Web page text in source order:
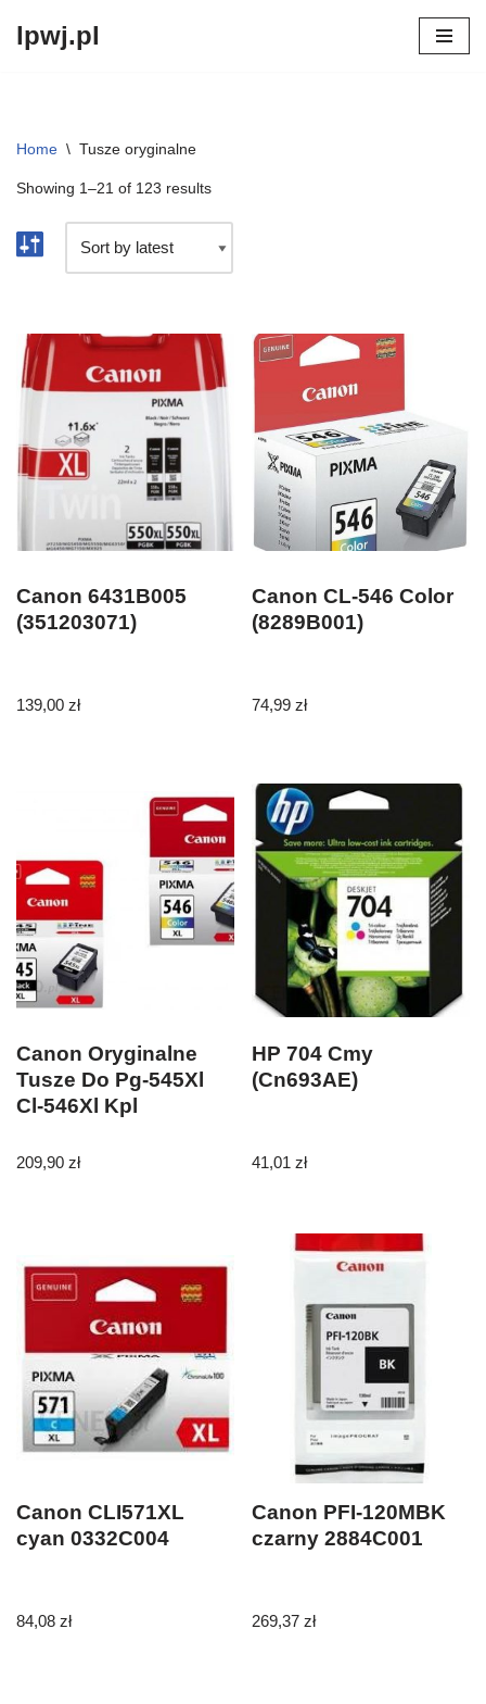
lpwj.pl
Home \ Tusze oryginalne
Showing 1–21 of 123 results
Canon 6431B005
(351203071)
139,00 zł
Canon CL-546 Color
(8289B001)
74,99zł
Canon Oryginalne
Tusze Do Pg-545Xl
Cl-546Xl Kpl
209,90 zł
HP 704 Cmy
(Cn693AE)
41,01zł
Canon CLI571XL
cyan 0332C004
84,08 zł
Canon PFI-120MBK
czarny 2884C001
269,37zł